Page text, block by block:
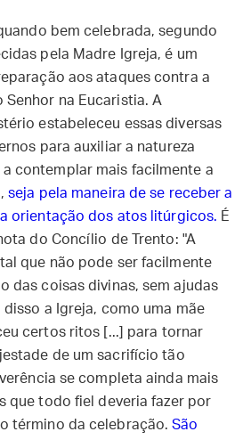
bem celebrada, segundo
pela Madre Igreja, é um
aos ataques contra a
na Eucaristia. A
estabeleceu essas diversas
para auxiliar a natureza
contemplar mais facilmente a
seja pela maneira de se receber a
orientação dos atos litúrgicos. É
do Concílio de Trento: "A
que não pode ser facilmente
das coisas divinas, sem ajudas
a Igreja, como uma mãe
certos ritos [...] para tornar
de um sacrifício tão
se completa ainda mais
que todo fiel deveria fazer por
término da celebração.São